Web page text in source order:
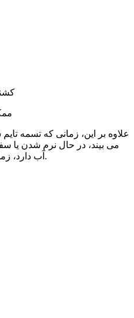
علاوه بر این، زمانی که تسمه
می بیند، در حال نرم شدن یا
آب دارد، زمان تعویض تسمه فرا رسیده است.